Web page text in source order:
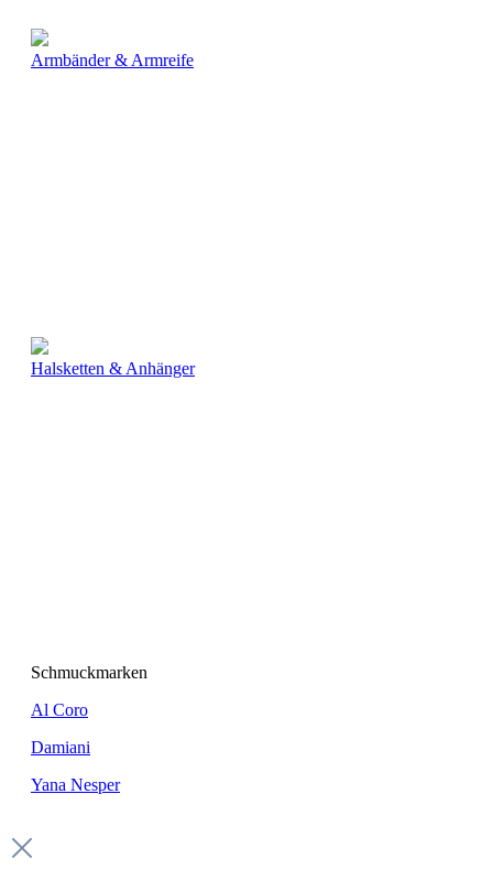
Armbänder & Armreife
Halsketten & Anhänger
Schmuckmarken
Al Coro
Damiani
Yana Nesper